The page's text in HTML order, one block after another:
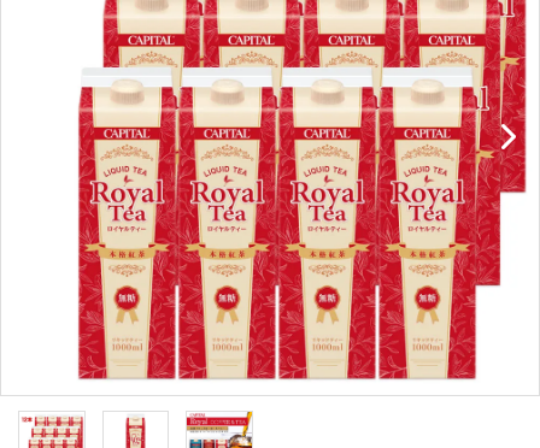
ACCOUNT MENU
ようこそ ゲスト 様
ログイン 新規会員登録
search
Category
Contents